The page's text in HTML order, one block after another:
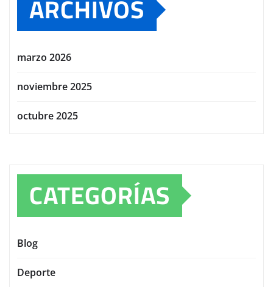
ARCHIVOS
marzo 2026
noviembre 2025
octubre 2025
CATEGORÍAS
Blog
Deporte